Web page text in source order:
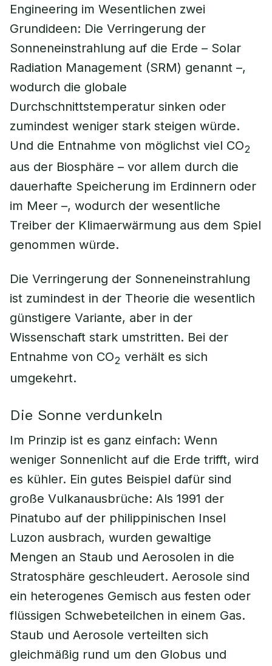
Engineering im Wesentlichen zwei
Grundideen: Die Verringerung der
Sonneneinstrahlung auf die Erde – Solar
Radiation Management (SRM) genannt –,
wodurch die globale
Durchschnittstemperatur sinken oder
zumindest weniger stark steigen würde.
Und die Entnahme von möglichst viel CO2
aus der Biosphäre – vor allem durch die
dauerhafte Speicherung im Erdinnern oder
im Meer –, wodurch der wesentliche
Treiber der Klimaerwärmung aus dem Spiel
genommen würde.
Die Verringerung der Sonneneinstrahlung
ist zumindest in der Theorie die wesentlich
günstigere Variante, aber in der
Wissenschaft stark umstritten. Bei der
Entnahme von CO2 verhält es sich
umgekehrt.
Die Sonne verdunkeln
Im Prinzip ist es ganz einfach: Wenn
weniger Sonnenlicht auf die Erde trifft, wird
es kühler. Ein gutes Beispiel dafür sind
große Vulkanausbrüche: Als 1991 der
Pinatubo auf der philippinischen Insel
Luzon ausbrach, wurden gewaltige
Mengen an Staub und Aerosolen in die
Stratosphäre geschleudert. Aerosole sind
ein heterogenes Gemisch aus festen oder
flüssigen Schwebeteilchen in einem Gas.
Staub und Aerosole verteilten sich
gleichmäßig rund um den Globus und